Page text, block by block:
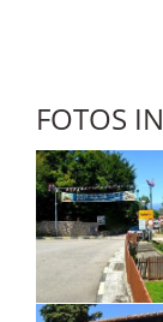
FOTOS